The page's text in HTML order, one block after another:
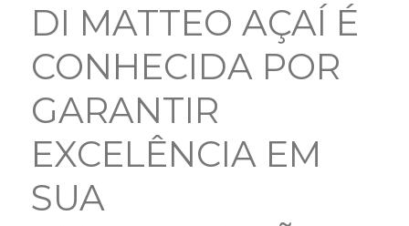
DI MATTEO AÇAÍ É
CONHECIDA POR
GARANTIR
EXCELÊNCIA EM
SUA